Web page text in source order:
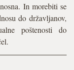
In morebiti se
do državljanov,
poštenosti do